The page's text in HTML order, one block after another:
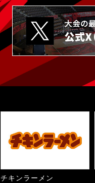
チキンラーメン